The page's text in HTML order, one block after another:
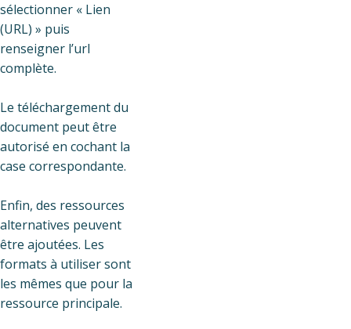
sélectionner « Lien
(URL) » puis
renseigner l’url
complète.
Le téléchargement du
document peut être
autorisé en cochant la
case correspondante.
Enfin, des ressources
alternatives peuvent
être ajoutées. Les
formats à utiliser sont
les mêmes que pour la
ressource principale.